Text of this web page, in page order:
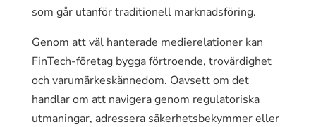
som går utanför traditionell marknadsföring.
Genom att väl hanterade medierelationer kan
FinTech-företag bygga förtroende, trovärdighet
och varumärkeskännedom. Oavsett om det
handlar om att navigera genom regulatoriska
utmaningar, adressera säkerhetsbekymmer eller